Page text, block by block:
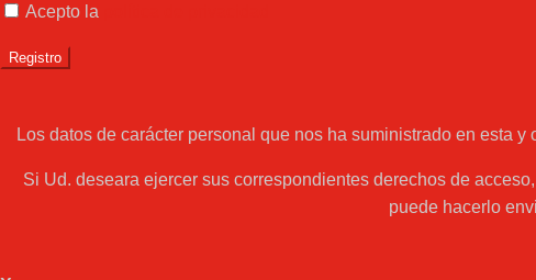
Acepto la
Los datos de carácter personal que nos ha suministrado en esta
Si Ud. deseara ejercer sus correspondientes derechos de
puede hacerlo